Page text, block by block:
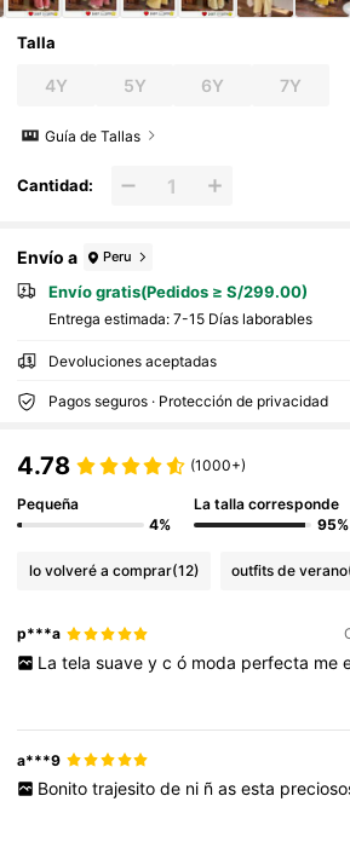
Talla
4Y 5Y 6Y 7Y
Guía de Tallas
Cantidad:
Envío a Peru
Envío gratis(Pedidos ≥ S/299.00)
Entrega estimada: 7-15 Días laborables
Devoluciones aceptadas
Pagos seguros · Protección de privacidad
4.78 (1000+)
Pequeña
4%
La talla corresponde
95%
lo volveré a comprar(12) outfits de verano
p***a
La tela suave y c ó moda perfecta me
a***9
Bonito trajesito de ni ñ as esta